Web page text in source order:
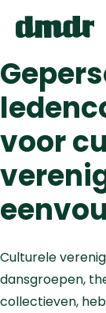
voor
Culturele
dansgroepen,
collectieven,